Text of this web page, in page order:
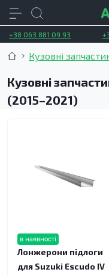
+38 063 881 09 93
Кузовні
Кузовні
(2015–2021)
в наявності
Лонжерони підлоги
для Suzuki Escudo IV